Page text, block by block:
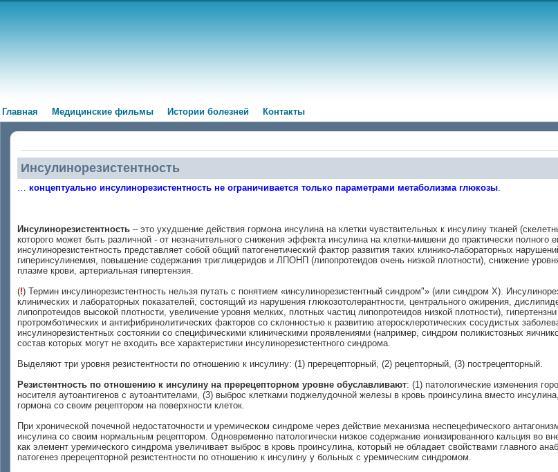
Главная Медицинские фильмы Истории болезней Контакты
Инсулинорезистентность
… концептуально инсулинорезистентность не ограничивается только параметрами метаболизма глюкозы.
Инсулинорезистентность – это ухудшение действия гормона инсулина на клетки чувствительных к инсулину тканей
которого может быть различной - от незначительного снижения эффекта инсулина на клетки-мишени до практически полного
инсулинорезистентность представляет собой общий патогенетический фактор развития таких клинико-лабораторных
гиперинсулинемия, повышение содержания триглицеридов и ЛПОНП (липопротеидов очень низкой плотности), снижение
плазме крови, артериальная гипертензия.
(!) Термин инсулинорезистентность нельзя путать с понятием «инсулинорезистентный синдром"» (или синдром Х).
клинических и лабораторных показателей, состоящий из нарушения глюкозотолерантности, центрального ожирения,
липопротеидов высокой плотности, увеличение уровня мелких, плотных частиц липопротеидов низкой плотности),
протромботических и антифибринолитических факторов со склонностью к развитию атеросклеротических сосудистых
инсулинорезиcтентных состоянии со специфическими клиническими проявлениями (например, синдром поликистозных
состав которых могут не входить все характеристики инсулинорезистентного синдрома.
Выделяют три уровня резистентности по отношению к инсулину: (1) пререцепторный, (2) рецепторный, (3) пострецепторный.
Резистентность по отношению к инсулину на пререцепторном уровне обуславливают: (1) патологические изменения
носителя аутоантигенов с аутоантителами, (3) выброс клетками поджелудочной железы в кровь проинсулина вместо инсулина,
гормона со своим рецептором на поверхности клеток.
При хронической почечной недостаточности и уремическом синдроме через действие механизма неспецефического
инсулина со своим нормальным рецептором. Одновременно патологически низкое содержание ионизированного кальция во
как элемент уремического синдрома увеличивает выброс в кровь проинсулина, который не обладает свойствами главного
патогенез пререцепторной резистентности по отношению к инсулину у больных с уремическим синдромом.